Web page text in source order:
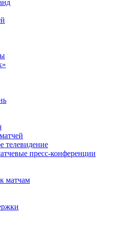
телевидение
пресс-конференции
матчам